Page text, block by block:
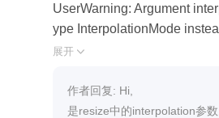
UserWarning: Argument
ype InterpolationMode
terpolationMode enum.
在之前的回答中给的解决方
ICUBIC 替换为
展开 
作者回复: Hi,
是resize中的interpolation参数